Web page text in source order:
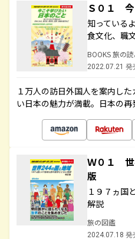
Ｓ０１ 今
知っている
食文化、職
BOOKS 旅の
2022.07.21 発
１万人の訪日外国人を案内し
い日本の魅力が満載。日本の再
Ｗ０１ 世
版
１９７ヵ国
解説
旅の図鑑
2024.07.18 発